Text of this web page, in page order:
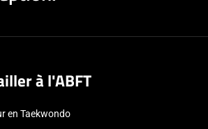
à l'ABFT
en Taekwondo